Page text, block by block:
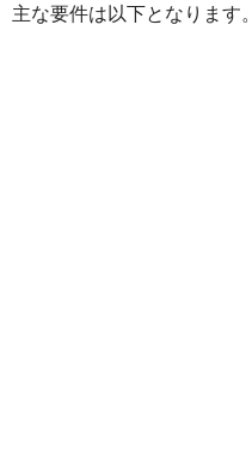
主な要件は以下となります。